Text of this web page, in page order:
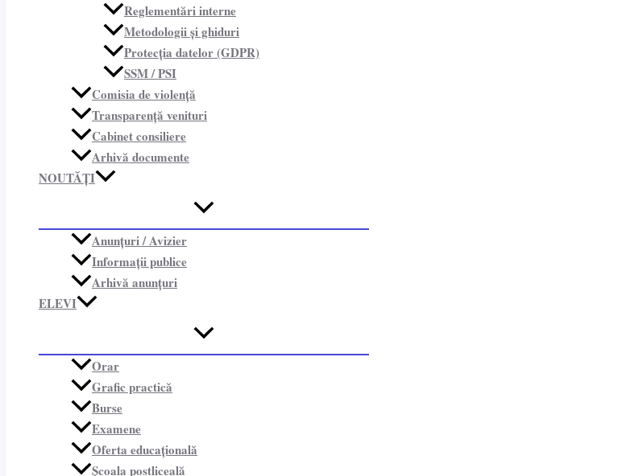
Reglementări interne
Metodologii și ghiduri
Protecția datelor (GDPR)
SSM / PSI
Comisia de violență
Transparență venituri
Cabinet consiliere​
Arhivă documente
NOUTĂȚI
Anunțuri / Avizier
Informații publice​
Arhivă anunțuri
ELEVI
Orar
Grafic practică
Burse
Examene
Oferta educațională
Școala postliceală